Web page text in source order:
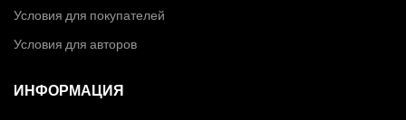
Условия для покупателей
Условия для авторов
ИНФОРМАЦИЯ